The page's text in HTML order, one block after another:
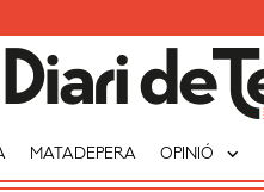
MATADEPERA OPINIÓ expand_more